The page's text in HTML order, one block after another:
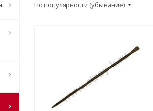
По популярности (убывание)